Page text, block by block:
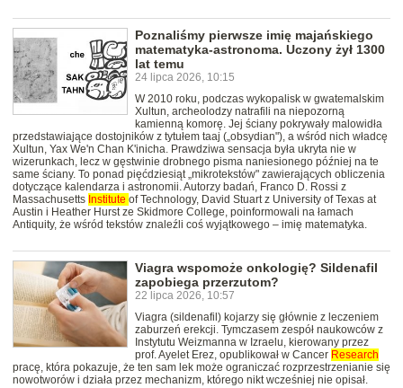
Poznaliśmy pierwsze imię majańskiego
matematyka-astronoma. Uczony żył 1300
lat temu
24 lipca 2026, 10:15
W 2010 roku, podczas wykopalisk w gwatemalskim
Xultun, archeolodzy natrafili na niepozorną
kamienną komorę. Jej ściany pokrywały malowidła
przedstawiające dostojników z tytułem taaj („obsydian"), a wśród nich władcę
Xultun, Yax We'n Chan K'inicha. Prawdziwa sensacja była ukryta nie w
wizerunkach, lecz w gęstwinie drobnego pisma naniesionego później na te
same ściany. To ponad pięćdziesiąt „mikrotekstów" zawierających obliczenia
dotyczące kalendarza i astronomii. Autorzy badań, Franco D. Rossi z
Massachusetts Institute of Technology, David Stuart z University of Texas at
Austin i Heather Hurst ze Skidmore College, poinformowali na łamach
Antiquity, że wśród tekstów znaleźli coś wyjątkowego – imię matematyka.
Viagra wspomoże onkologię? Sildenafil
zapobiega przerzutom?
22 lipca 2026, 10:57
Viagra (sildenafil) kojarzy się głównie z leczeniem
zaburzeń erekcji. Tymczasem zespół naukowców z
Instytutu Weizmanna w Izraelu, kierowany przez
prof. Ayelet Erez, opublikował w Cancer Research
pracę, która pokazuje, że ten sam lek może ograniczać rozprzestrzenianie się
nowotworów i działa przez mechanizm, którego nikt wcześniej nie opisał.